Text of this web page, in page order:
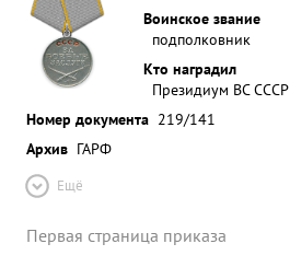
Воинское звание
подполковник
Кто наградил
Президиум ВС СССР
Номер документа 219/141
Архив ГАРФ
Ещё
Первая страница приказа